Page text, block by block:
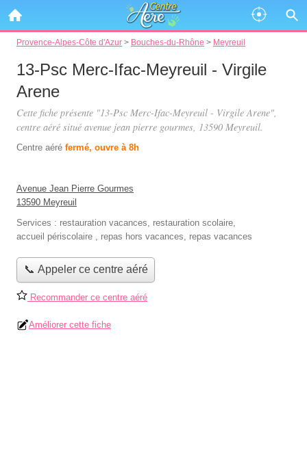
Provence-Alpes-Côte d'Azur > Bouches-du-Rhône > Meyreuil
13-Psc Merc-Ifac-Meyreuil - Virgile
Arene
Cette fiche présente "13-Psc Merc-Ifac-Meyreuil - Virgile Arene",
centre aéré situé avenue jean pierre gourmes, 13590 Meyreuil.
Centre aéré fermé, ouvre à 8h
Avenue Jean Pierre Gourmes
13590 Meyreuil
Services : restauration vacances, restauration scolaire,
accueil périscolaire , repas hors vacances, repas vacances
📞 Appeler ce centre aéré
Recommander ce centre aéré
Améliorer cette fiche